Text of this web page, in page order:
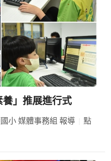
養」推展進行式
小 媒體事務組 報導
點